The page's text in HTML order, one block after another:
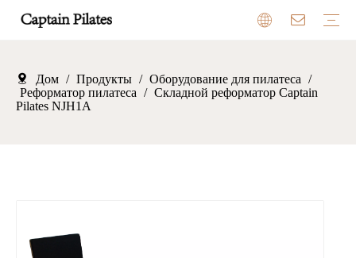
Дом / Продукты / Оборудование для пилатеса /
Реформатор пилатеса / Складной реформатор Captain
Pilates NJH1A